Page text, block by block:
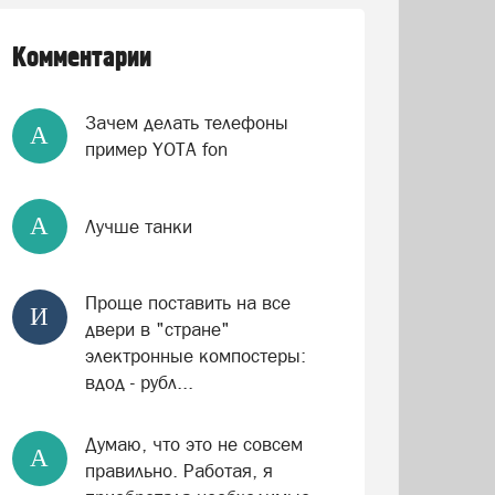
Комментарии
А
Зачем делать телефоны
пример YOTA fon
А Лучше танки
И
Проще поставить на все
двери в "стране"
электронные компостеры:
вдод - рубл...
А
Думаю, что это не совсем
правильно. Работая, я